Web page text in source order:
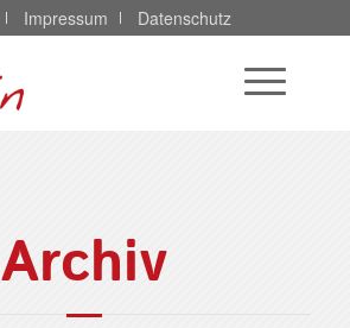
Impressum Datenschutz
Archiv